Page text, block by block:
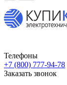
Телефоны
+7 (800) 777-94-78
Заказать звонок